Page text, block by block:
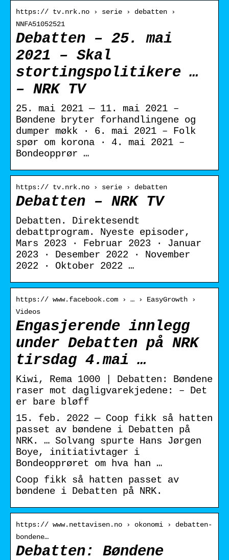
https:// tv.nrk.no › serie › debatten ›
NNFA51052521
Debatten – 25. mai
2021 – Skal
stortingspolitikere …
– NRK TV
25. mai 2021 — 11. mai 2021 –
Bøndene bryter forhandlingene og
dumper møkk · 6. mai 2021 – Folk
spør om korona · 4. mai 2021 –
Bondeopprør …
https:// tv.nrk.no › serie › debatten
Debatten – NRK TV
Debatten. Direktesendt
debattprogram. Nyeste episoder,
Mars 2023 · Februar 2023 · Januar
2023 · Desember 2022 · November
2022 · Oktober 2022 …
https:// www.facebook.com › … › EasyGrowth ›
Videos
Engasjerende innlegg
under Debatten på NRK
tirsdag 4.mai …
Kiwi, Rema 1000 | Debatten: Bøndene
raser mot dagligvarekjedene: – Det
er bare bløff
15. feb. 2022 — Coop fikk så hatten
passet av bøndene i Debatten på
NRK. … Solvang spurte Hans Jørgen
Boye, initiativtager i
Bondeopprøret om hva han …
Coop fikk så hatten passet av
bøndene i Debatten på NRK.
https:// www.nettavisen.no › okonomi › debatten-
bondene…
Debatten: Bøndene